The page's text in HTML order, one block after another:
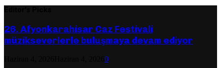
26. Afyonkarahisar Caz Festivali
müzikseverlerle buluşmaya devam ediyor
0